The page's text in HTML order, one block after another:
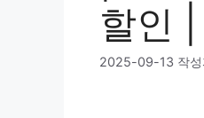
할인
2025-09-13 작